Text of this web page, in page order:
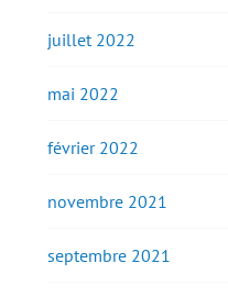
juillet 2022
mai 2022
février 2022
novembre 2021
septembre 2021